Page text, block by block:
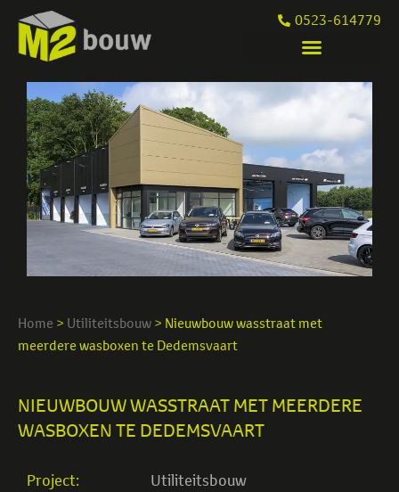
0523-614779
Home > Utiliteitsbouw > Nieuwbouw wasstraat met
meerdere wasboxen te Dedemsvaart
NIEUWBOUW WASSTRAAT MET MEERDERE
WASBOXEN TE DEDEMSVAART
Project:
Utiliteitsbouw